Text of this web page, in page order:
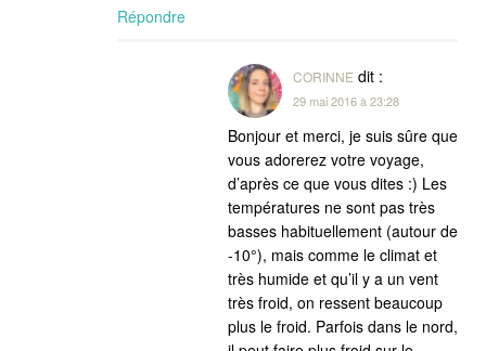
Répondre
CORINNE dit :
29 mai 2016 à 23:28
Bonjour et merci, je suis sûre que
vous adorerez votre voyage,
d’après ce que vous dites :) Les
températures ne sont pas très
basses habituellement (autour de
-10°), mais comme le climat et
très humide et qu’il y a un vent
très froid, on ressent beaucoup
plus le froid. Parfois dans le nord,